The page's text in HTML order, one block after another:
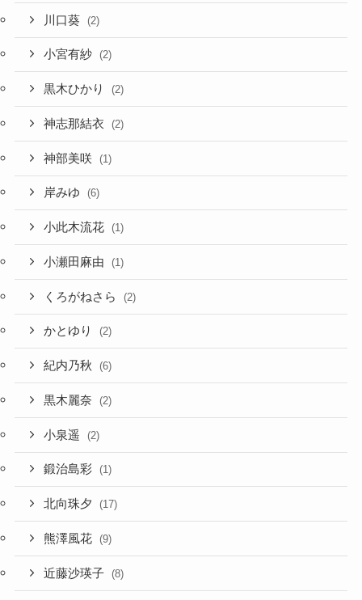
川口葵 (2)
小宮有紗 (2)
黒木ひかり (2)
神志那結衣 (2)
神部美咲 (1)
岸みゆ (6)
小此木流花 (1)
小瀬田麻由 (1)
くろがねさら (2)
かとゆり (2)
紀内乃秋 (6)
黒木麗奈 (2)
小泉遥 (2)
鍛治島彩 (1)
北向珠夕 (17)
熊澤風花 (9)
近藤沙瑛子 (8)